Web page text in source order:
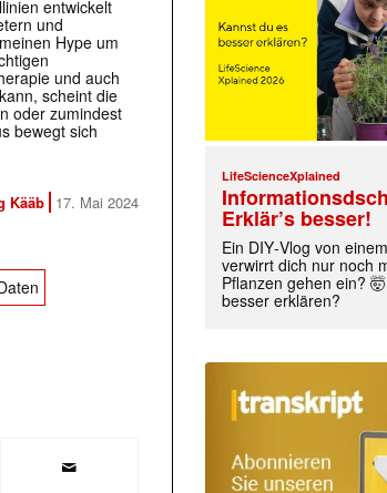
entwickelt
und
Hype um
und auch
scheint die
oder zumindest
bewegt sich
Kääb 17. Mai 2024
LifeScienceXplained
Erklär’s besser!
Ein DIY‑Vlog von
verwirrt dich nur noch
Pflanzen gehen ein?
besser erklären?